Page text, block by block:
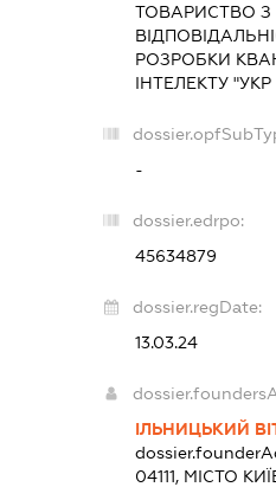
ТОВАРИСТВО
РОЗРОБКИ
ІНТЕЛЕКТУ
-
dossier.edrpo:
45634879
dossier.regDate:
13.03.24
ІЛЬНИЦЬКИЙ
04111, МІСТО